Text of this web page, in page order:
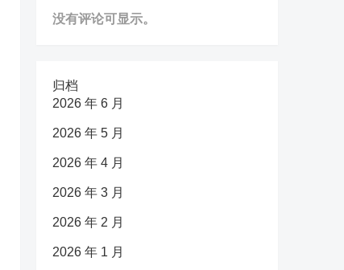
没有评论可显示。
归档
2026 年 6 月
2026 年 5 月
2026 年 4 月
2026 年 3 月
2026 年 2 月
2026 年 1 月